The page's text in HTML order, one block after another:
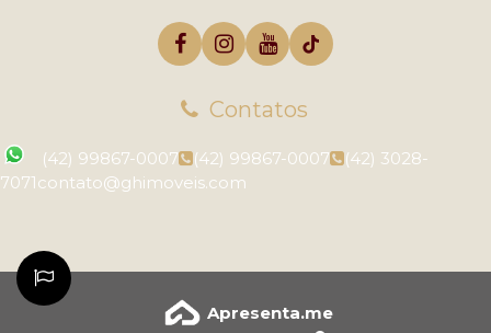
Contatos
(42) 99867-0007 (42) 99867-0007
(42) 3028-
7071contato@ghimoveis.com